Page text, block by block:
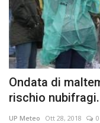
Ondata di
rischio
UP Meteo Ott 28, 2018 0